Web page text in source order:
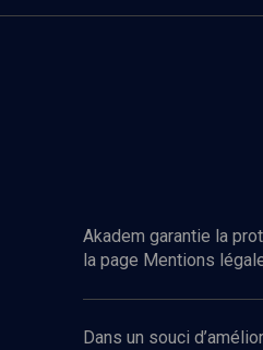
Akadem garantie la
la page Mentions
Dans un souci